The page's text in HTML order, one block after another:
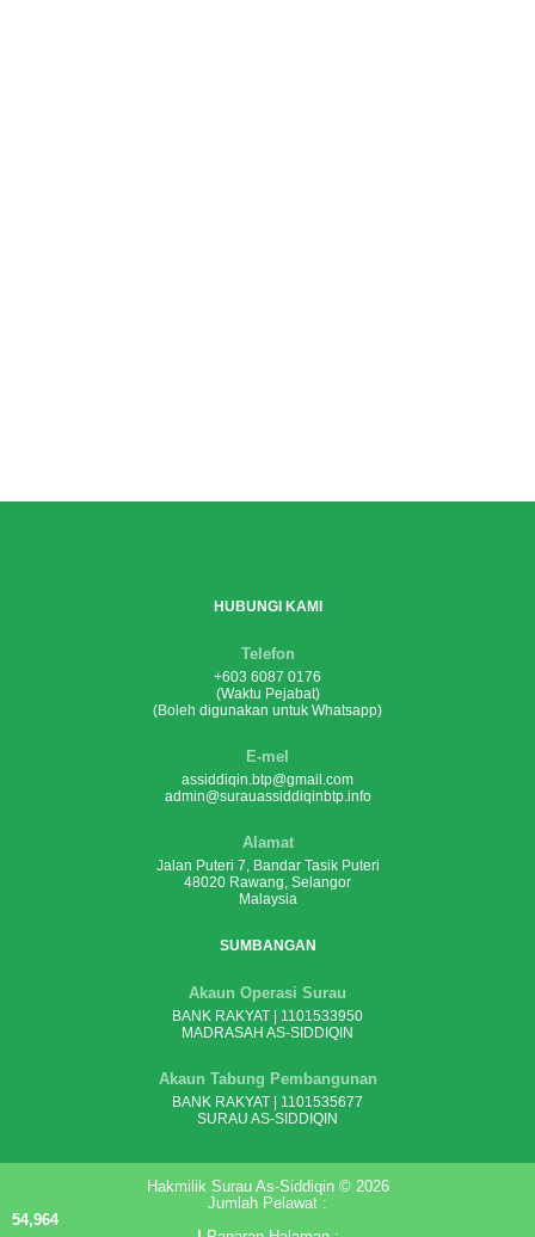
HUBUNGI KAMI
Telefon
+603 6087 0176
(Waktu Pejabat)
(Boleh digunakan untuk Whatsapp)
E-mel
assiddiqin.btp@gmail.com
admin@surauassiddiqinbtp.info
Alamat
Jalan Puteri 7, Bandar Tasik Puteri
48020 Rawang, Selangor
Malaysia
SUMBANGAN
Akaun Operasi Surau
BANK RAKYAT | 1101533950
MADRASAH AS-SIDDIQIN
Akaun Tabung Pembangunan
BANK RAKYAT | 1101535677
SURAU AS-SIDDIQIN
Hakmilik Surau As-Siddiqin © 2026
Jumlah Pelawat :
54,964